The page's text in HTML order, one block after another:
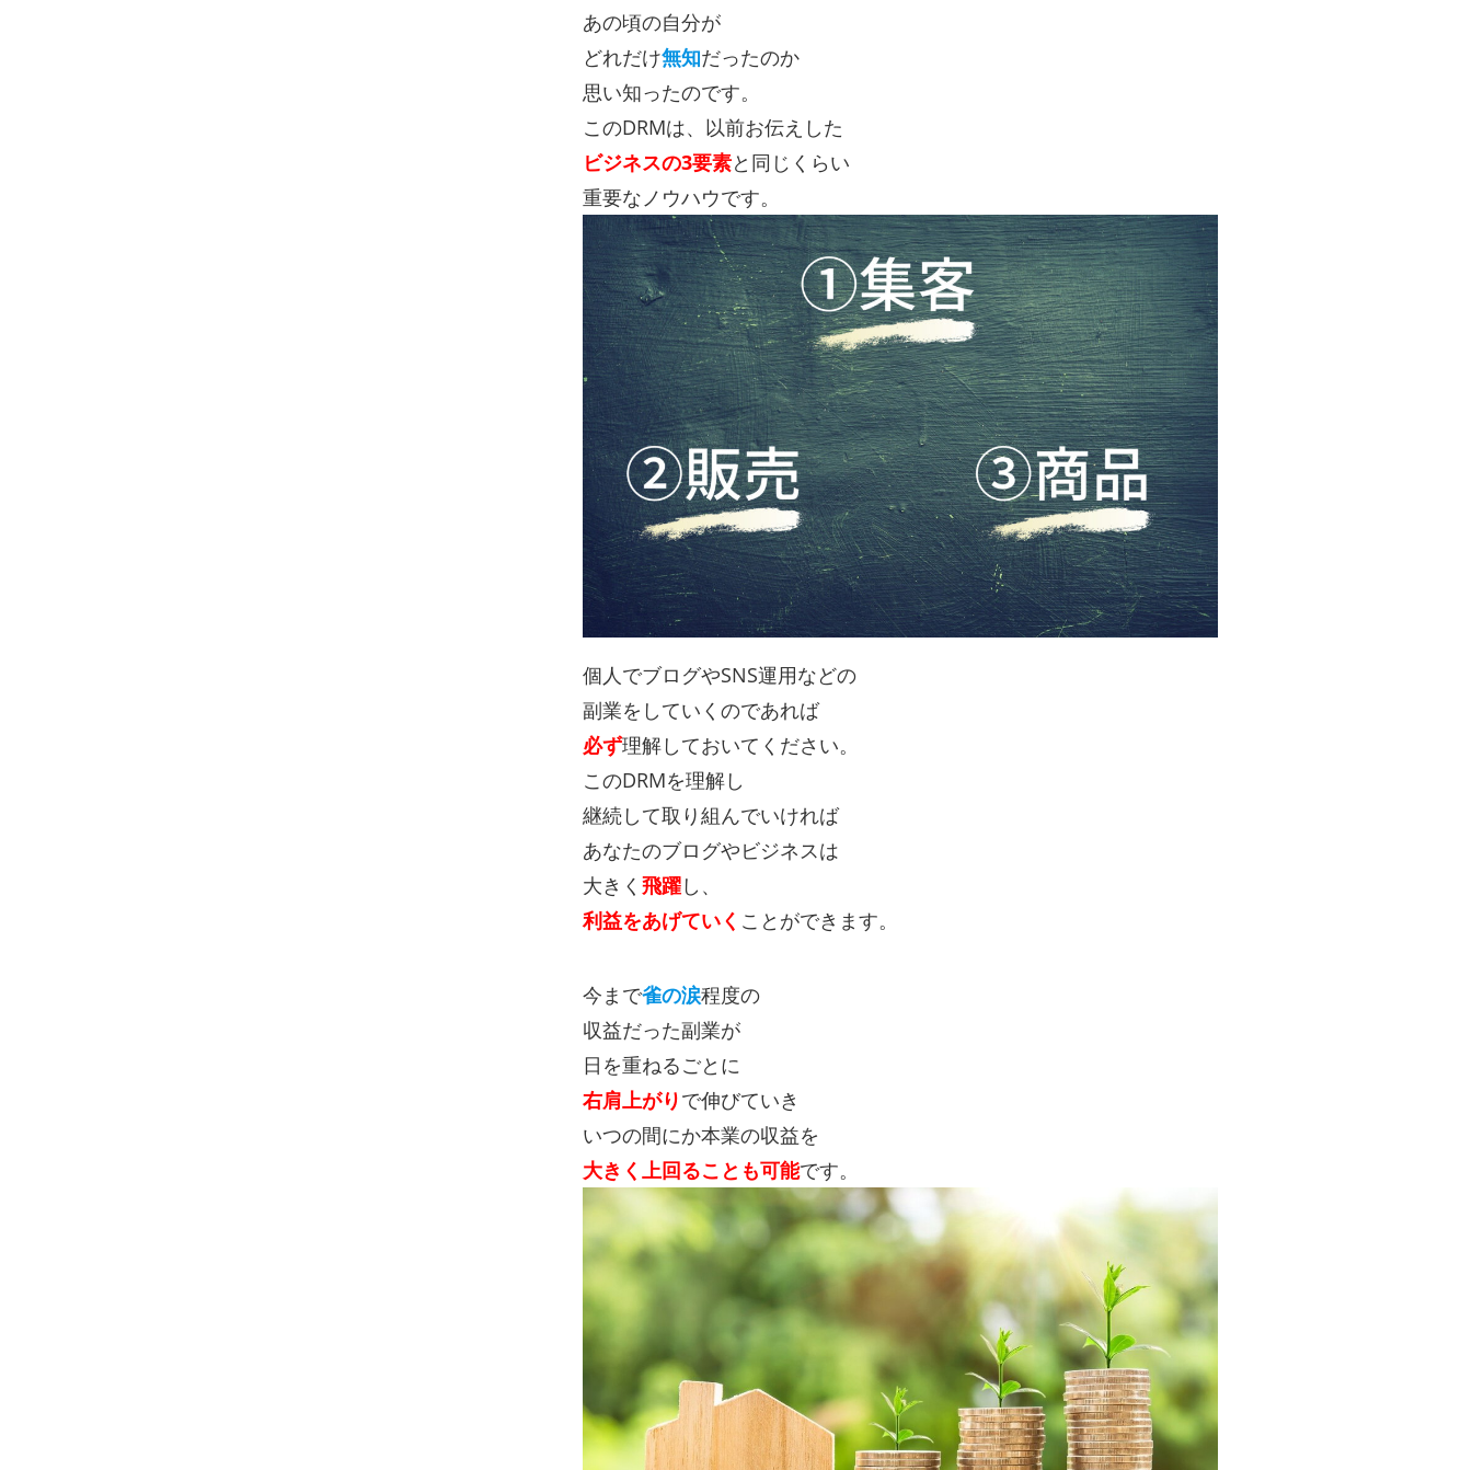
あの頃の自分が
どれだけ無知だったのか
思い知ったのです。
このDRMは、以前お伝えした
ビジネスの3要素と同じくらい
重要なノウハウです。
個人でブログやSNS運用などの
副業をしていくのであれば
必ず理解しておいてください。
このDRMを理解し
継続して取り組んでいければ
あなたのブログやビジネスは
大きく 飛躍し、
利益をあげていく ことができます。
今まで雀の涙程度の
収益だった副業が
日を重ねるごとに
右肩上がりで伸びていき
いつの間にか本業の収益を
大きく上回ることも可能です。